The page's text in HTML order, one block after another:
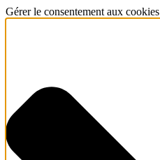
Gérer le consentement aux cookies